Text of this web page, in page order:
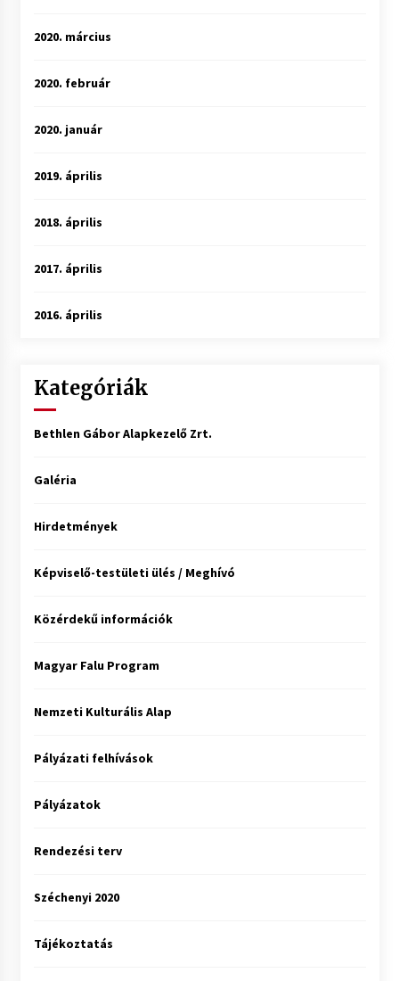
2020. március
2020. február
2020. január
2019. április
2018. április
2017. április
2016. április
Kategóriák
Bethlen Gábor Alapkezelő Zrt.
Galéria
Hirdetmények
Képviselő-testületi ülés / Meghívó
Közérdekű információk
Magyar Falu Program
Nemzeti Kulturális Alap
Pályázati felhívások
Pályázatok
Rendezési terv
Széchenyi 2020
Tájékoztatás